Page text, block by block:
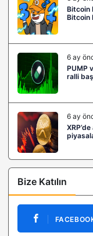
Bitcoin
Bitcoin
6 ay
PUMP
ralli
6 ay
Bize Katılın